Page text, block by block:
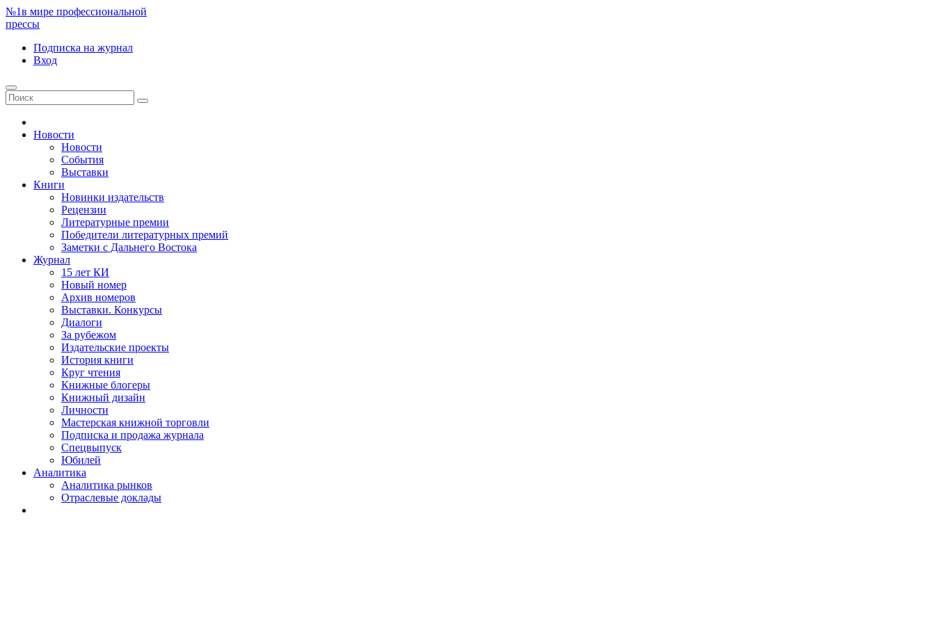
№1в мире профессиональной
прессы
Подписка на журнал
Вход
Новости
Новости
События
Выставки
Книги
Новинки издательств
Рецензии
Литературные премии
Победители литературных премий
Заметки с Дальнего Востока
Журнал
15 лет КИ
Новый номер
Архив номеров
Выставки. Конкурсы
Диалоги
За рубежом
Издательские проекты
История книги
Круг чтения
Книжные блогеры
Книжный дизайн
Личности
Мастерская книжной торговли
Подписка и продажа журнала
Спецвыпуск
Юбилей
Аналитика
Аналитика рынков
Отраслевые доклады